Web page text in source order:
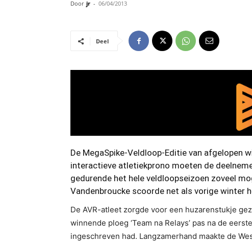
Door jr - 06/04/2013
Deel
De MegaSpike-Veldloop-Editie van afgelopen
interactieve atletiekprono moeten de
gedurende het hele veldloopseizoen zoveel
Vandenbroucke scoorde net als vorige winter
De AVR-atleet zorgde voor een huzarenstukje
winnende ploeg ‘Team na Relays’ pas na de
ingeschreven had. Langzamerhand maakte de